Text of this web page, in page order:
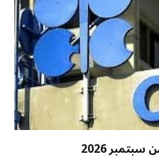
2026